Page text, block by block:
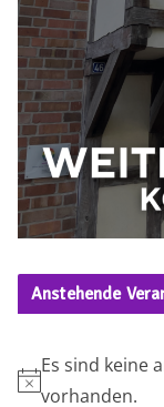
Anstehende
H
Es sind keine
vorhanden.